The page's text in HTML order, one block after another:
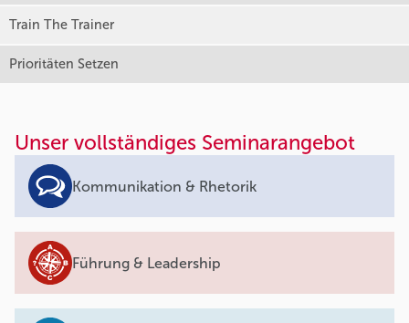
Train The Trainer
Prioritäten Setzen
Unser vollständiges Seminarangebot
Kommunikation & Rhetorik
Führung & Leadership